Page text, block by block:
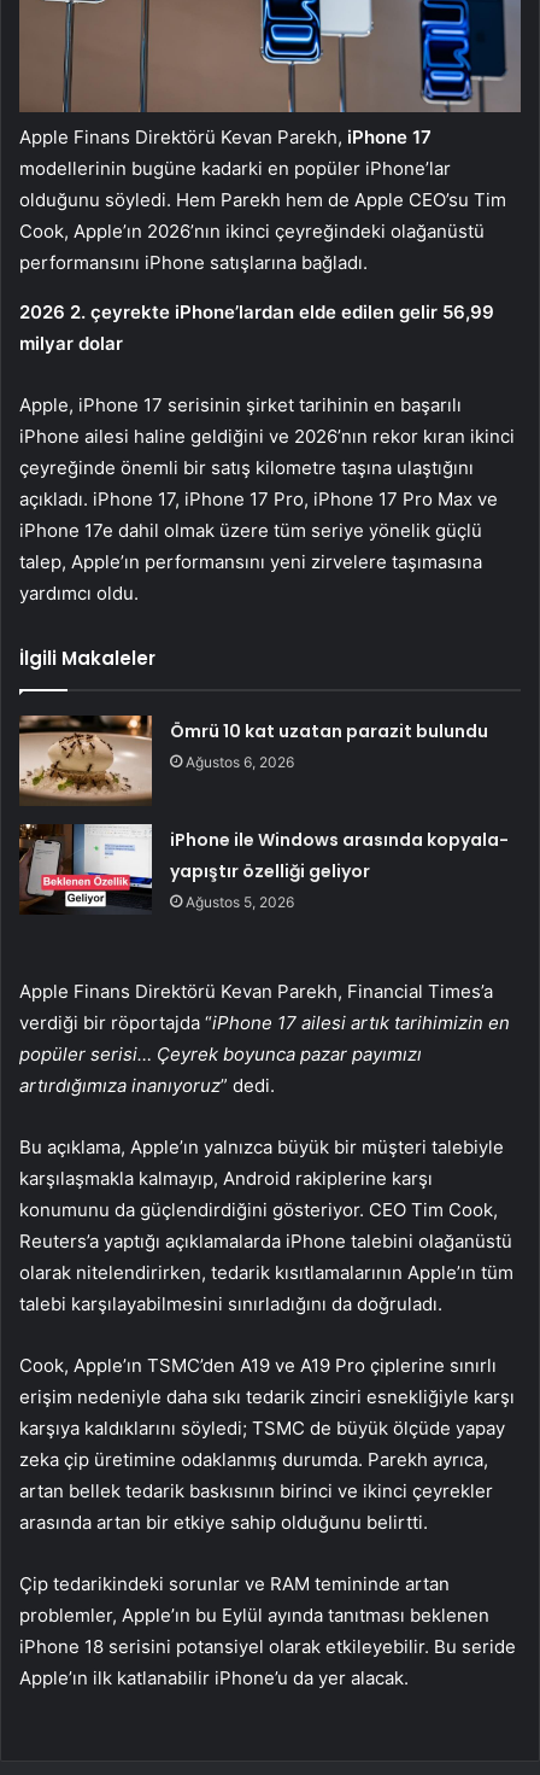
Apple Finans Direktörü Kevan Parekh, iPhone 17
modellerinin bugüne kadarki en popüler iPhone’lar
olduğunu söyledi. Hem Parekh hem de Apple CEO’su Tim
Cook, Apple’ın 2026’nın ikinci çeyreğindeki olağanüstü
performansını iPhone satışlarına bağladı.
2026 2. çeyrekte iPhone’lardan elde edilen gelir 56,99
milyar dolar
Apple, iPhone 17 serisinin şirket tarihinin en başarılı
iPhone ailesi haline geldiğini ve 2026’nın rekor kıran ikinci
çeyreğinde önemli bir satış kilometre taşına ulaştığını
açıkladı. iPhone 17, iPhone 17 Pro, iPhone 17 Pro Max ve
iPhone 17e dahil olmak üzere tüm seriye yönelik güçlü
talep, Apple’ın performansını yeni zirvelere taşımasına
yardımcı oldu.
İlgili Makaleler
Ömrü 10 kat uzatan parazit bulundu
Ağustos 6, 2026
iPhone ile Windows arasında kopyala-
yapıştır özelliği geliyor
Ağustos 5, 2026
Apple Finans Direktörü Kevan Parekh, Financial Times’a
verdiği bir röportajda “iPhone 17 ailesi artık tarihimizin en
popüler serisi… Çeyrek boyunca pazar payımızı
artırdığımıza inanıyoruz” dedi.
Bu açıklama, Apple’ın yalnızca büyük bir müşteri talebiyle
karşılaşmakla kalmayıp, Android rakiplerine karşı
konumunu da güçlendirdiğini gösteriyor. CEO Tim Cook,
Reuters’a yaptığı açıklamalarda iPhone talebini olağanüstü
olarak nitelendirirken, tedarik kısıtlamalarının Apple’ın tüm
talebi karşılayabilmesini sınırladığını da doğruladı.
Cook, Apple’ın TSMC’den A19 ve A19 Pro çiplerine sınırlı
erişim nedeniyle daha sıkı tedarik zinciri esnekliğiyle karşı
karşıya kaldıklarını söyledi; TSMC de büyük ölçüde yapay
zeka çip üretimine odaklanmış durumda. Parekh ayrıca,
artan bellek tedarik baskısının birinci ve ikinci çeyrekler
arasında artan bir etkiye sahip olduğunu belirtti.
Çip tedarikindeki sorunlar ve RAM temininde artan
problemler, Apple’ın bu Eylül ayında tanıtması beklenen
iPhone 18 serisini potansiyel olarak etkileyebilir. Bu seride
Apple’ın ilk katlanabilir iPhone’u da yer alacak.